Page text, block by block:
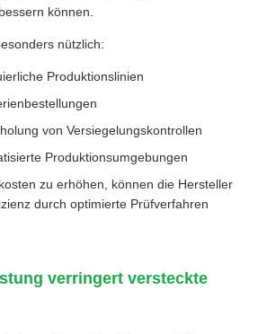
können.
nützlich:
Produktionslinien
von Versiegelungskontrollen
Produktionsumgebungen
zu erhöhen, können die Hersteller
durch optimierte Prüfverfahren
verringert versteckte